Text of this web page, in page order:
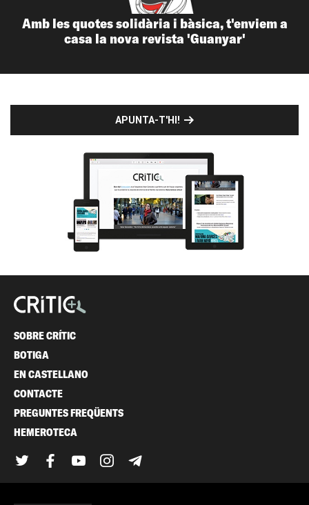
Amb les quotes solidària i bàsica, t'enviem a
casa la nova revista 'Guanyar'
APUNTA-T'HI!
SOBRE CRÍTIC
BOTIGA
EN CASTELLANO
CONTACTE
PREGUNTES FREQÜENTS
HEMEROTECA
TwitterFacebook
YouTubeInstagram